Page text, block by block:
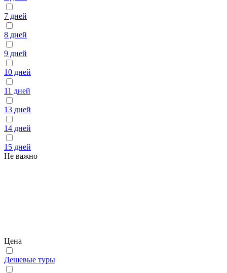
7 дней
8 дней
9 дней
10 дней
11 дней
13 дней
14 дней
15 дней
Не важно
Цена
Дешевые туры